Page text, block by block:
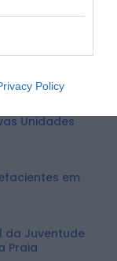
Policy
mais de 12
Unidades
em
da Juventude
Praia